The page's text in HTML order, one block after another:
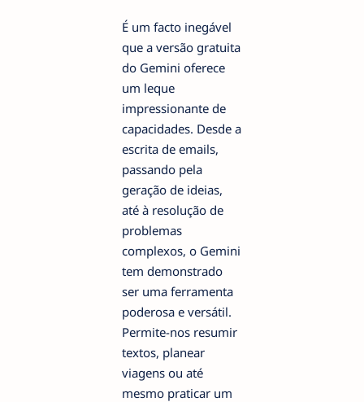
É um facto inegável
que a versão gratuita
do Gemini oferece
um leque
impressionante de
capacidades. Desde a
escrita de emails,
passando pela
geração de ideias,
até à resolução de
problemas
complexos, o Gemini
tem demonstrado
ser uma ferramenta
poderosa e versátil.
Permite-nos resumir
textos, planear
viagens ou até
mesmo praticar um